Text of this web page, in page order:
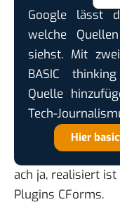
Google lässt
welche
siehst. Mit
BASIC
Quelle
Tech-
Hier
ach ja, realisiert
Plugins CForms.